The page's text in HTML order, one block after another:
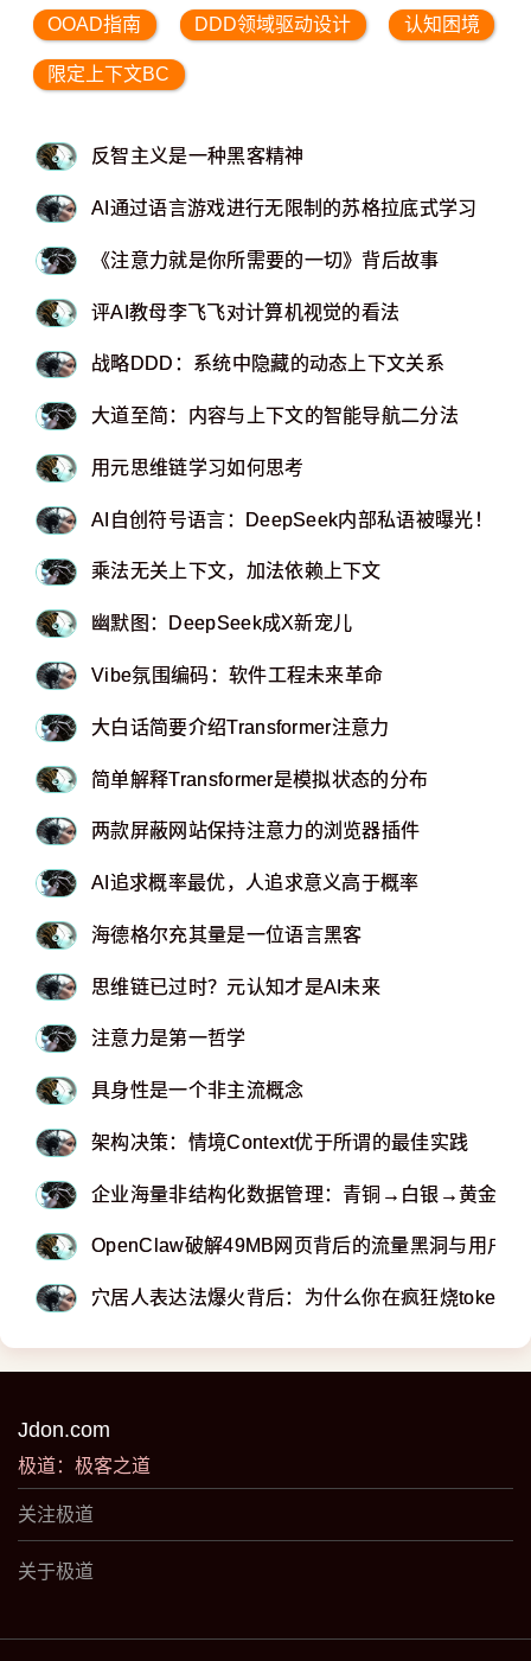
OOAD指南 DDD领域驱动设计 认知困境
限定上下文BC
反智主义是一种黑客精神
AI通过语言游戏进行无限制的苏格拉底式学习
《注意力就是你所需要的一切》背后故事
评AI教母李飞飞对计算机视觉的看法
战略DDD：系统中隐藏的动态上下文关系
大道至简：内容与上下文的智能导航二分法
用元思维链学习如何思考
AI自创符号语言：DeepSeek内部私语被曝光！
乘法无关上下文，加法依赖上下文
幽默图：DeepSeek成X新宠儿
Vibe氛围编码：软件工程未来革命
大白话简要介绍Transformer注意力
简单解释Transformer是模拟状态的分布
两款屏蔽网站保持注意力的浏览器插件
AI追求概率最优，人追求意义高于概率
海德格尔充其量是一位语言黑客
思维链已过时？元认知才是AI未来
注意力是第一哲学
具身性是一个非主流概念
架构决策：情境Context优于所谓的最佳实践
企业海量非结构化数据管理：青铜→白银→黄金
OpenClaw破解49MB网页背后的流量黑洞与用户体
穴居人表达法爆火背后：为什么你在疯狂烧token
Jdon.com
极道：极客之道
关注极道
关于极道